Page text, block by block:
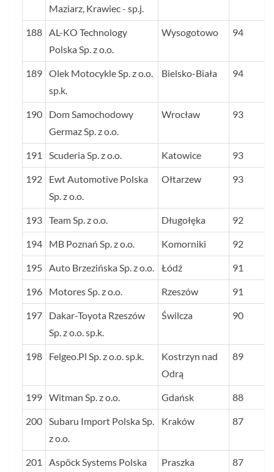
Maziarz, Krawiec - sp.j.
188
AL-KO Technology
Polska Sp. z o.o.
Wysogotowo 94
189 Olek Motocykle Sp. z o.o.
sp.k.
Bielsko-Biała 94
190
Dom Samochodowy
Germaz Sp. z o.o.
Wrocław 93
191 Scuderia Sp. z o.o. Katowice 93
192
Ewt Automotive Polska
Sp. z o.o.
Ołtarzew 93
193 Team Sp. z o.o. Długołęka 92
194 MB Poznań Sp. z o.o. Komorniki 92
195 Auto Brzezińska Sp. z o.o. Łódź 91
196 Motores Sp. z o.o. Rzeszów 91
197
Dakar-Toyota Rzeszów
Sp. z o.o. sp.k.
Świlcza 90
198 Felgeo.Pl Sp. z o.o. sp.k.
Kostrzyn nad
Odrą
89
199 Witman Sp. z o.o. Gdańsk 88
200
Subaru Import Polska Sp.
z o.o.
Kraków 87
201
Aspöck Systems Polska
Praszka 87